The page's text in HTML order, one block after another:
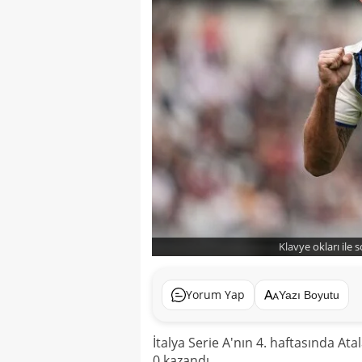
Klavye okları ile
Yorum Yap Yazı Boyutu
İtalya Serie A'nın 4. haftasında